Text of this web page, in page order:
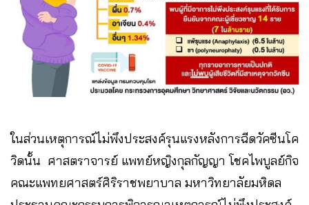
ในส่วนเหตุการณ์ไม่พึงประสงค์รุนแรงหลังการฉีดวัคซีนโค
วิดนั้น ศาสตราจารย์ แพทย์หญิงกุลกัญญา โชคไพบูลย์กิจ
คณะแพทยศาสตร์ศิริราชพยาบาล มหาวิทยาลัยมหิดล